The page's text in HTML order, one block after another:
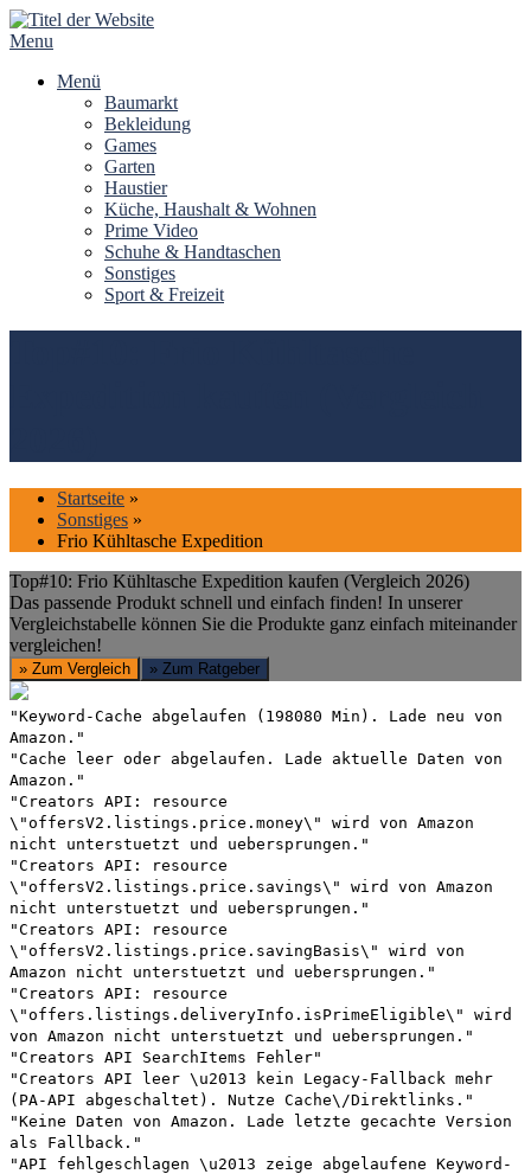
Skip
to
Menu
Menü
Baumarkt
Bekleidung
Games
Garten
Haustier
Küche, Haushalt & Wohnen
Prime Video
Schuhe & Handtaschen
Sonstiges
Sport & Freizeit
Startseite »
Sonstiges »
Frio Kühltasche Expedition
Top#10: Frio Kühltasche Expedition kaufen (Vergleich 2026)
Das passende Produkt schnell und einfach finden! In unserer
Vergleichstabelle können Sie die Produkte ganz einfach miteinander
vergleichen!
» Zum Vergleich » Zum Ratgeber
"Keyword-Cache abgelaufen (198080 Min). Lade neu von
Amazon."
"Cache leer oder abgelaufen. Lade aktuelle Daten von
Amazon."
"Creators API: resource
\"offersV2.listings.price.money\" wird von Amazon
nicht unterstuetzt und uebersprungen."
"Creators API: resource
\"offersV2.listings.price.savings\" wird von Amazon
nicht unterstuetzt und uebersprungen."
"Creators API: resource
\"offersV2.listings.price.savingBasis\" wird von
Amazon nicht unterstuetzt und uebersprungen."
"Creators API: resource
\"offers.listings.deliveryInfo.isPrimeEligible\" wird
von Amazon nicht unterstuetzt und uebersprungen."
"Creators API SearchItems Fehler"
"Creators API leer \u2013 kein Legacy-Fallback mehr
(PA-API abgeschaltet). Nutze Cache\/Direktlinks."
"Keine Daten von Amazon. Lade letzte gecachte Version
als Fallback."
"API fehlgeschlagen \u2013 zeige abgelaufene Keyword-